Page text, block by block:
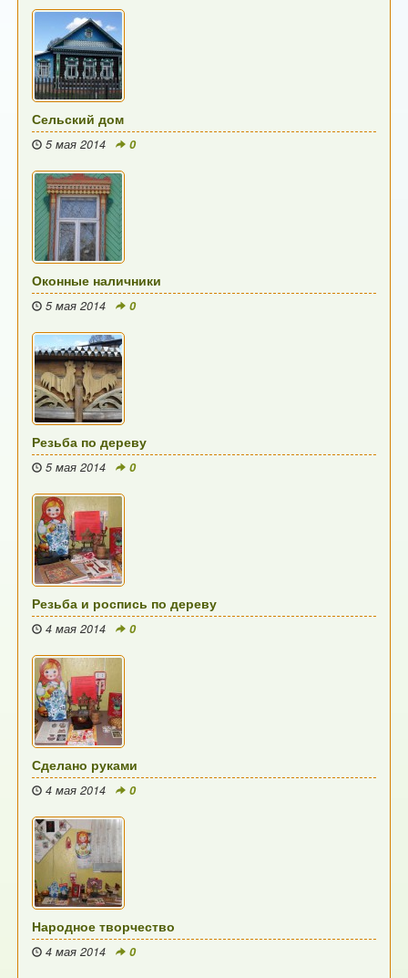
Сельский дом
5 мая 2014 0
Оконные наличники
5 мая 2014 0
Резьба по дереву
5 мая 2014 0
Резьба и роспись по дереву
4 мая 2014 0
Сделано руками
4 мая 2014 0
Народное творчество
4 мая 2014 0